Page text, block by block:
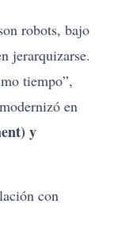
robots, bajo
jerarquizarse.
tiempo”,
en
y
con